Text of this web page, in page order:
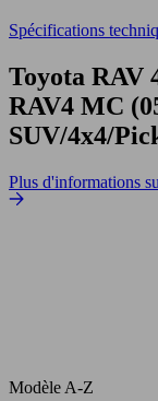
Spécifications
Toyota RAV
RAV4 MC
SUV/4x4/
Plus d'informations
Modèle A-Z